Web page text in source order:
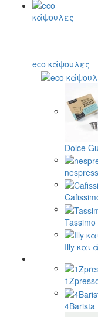
eco κάψουλες
Dolce
Illy και
4Barista